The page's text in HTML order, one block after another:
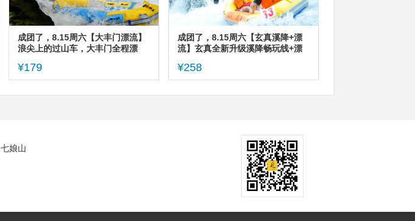
成团了，8.15周六【大丰门漂流】
浪尖上的过山车，大丰门全程漂
街
¥179
成团了，8.15周六【玄真溪降+漂
流】玄真全新升级溪降畅玩线+漂
¥258
七娘山